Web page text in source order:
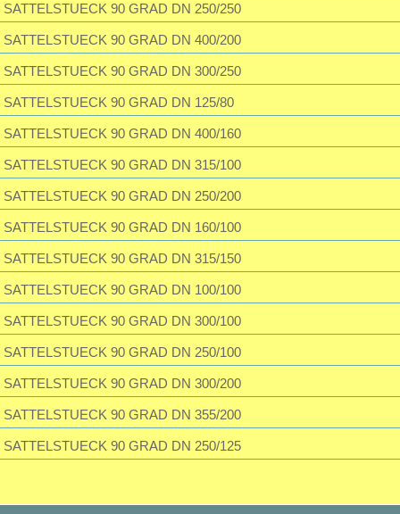
SATTELSTUECK 90 GRAD DN 250/250
SATTELSTUECK 90 GRAD DN 400/200
SATTELSTUECK 90 GRAD DN 300/250
SATTELSTUECK 90 GRAD DN 125/80
SATTELSTUECK 90 GRAD DN 400/160
SATTELSTUECK 90 GRAD DN 315/100
SATTELSTUECK 90 GRAD DN 250/200
SATTELSTUECK 90 GRAD DN 160/100
SATTELSTUECK 90 GRAD DN 315/150
SATTELSTUECK 90 GRAD DN 100/100
SATTELSTUECK 90 GRAD DN 300/100
SATTELSTUECK 90 GRAD DN 250/100
SATTELSTUECK 90 GRAD DN 300/200
SATTELSTUECK 90 GRAD DN 355/200
SATTELSTUECK 90 GRAD DN 250/125